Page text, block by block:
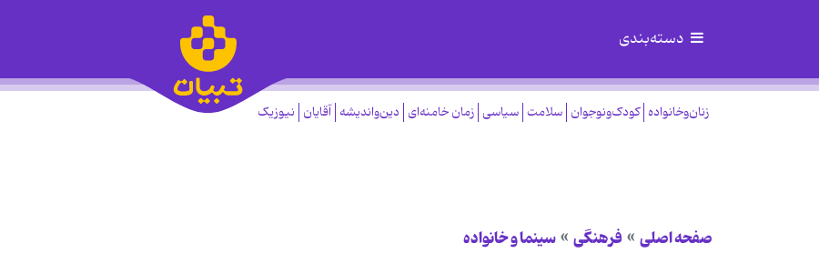
دسته‌بندی
زنان‌وخانواده کودک‌ونوجوان سلامت سیاسی زمان خامنه‌ای دین‌واندیشه آقایان نیوزیک
صفحه اصلی فرهنگی سینما و خانواده